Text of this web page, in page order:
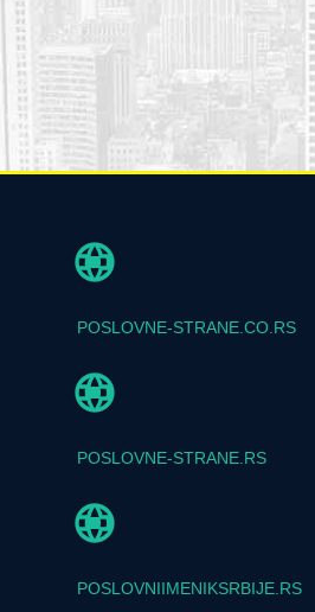
POSLOVNE-STRANE.CO.RS
POSLOVNE-STRANE.RS
POSLOVNIIMENIKSRBIJE.RS